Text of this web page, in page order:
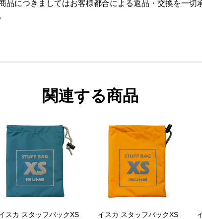
につきましてはお客様都合による返品・交換を一切
関連する商品
スカ スタッフバックXS
イスカ スタッフバックXS